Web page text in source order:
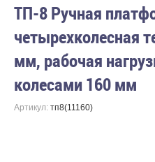
ТП-8 Ручная
четырехколесная
мм, рабочая
колесами 160 мм
Артикул: тп8(11160)